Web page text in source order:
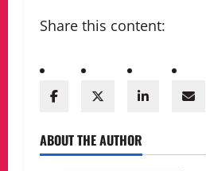
Share this content:
ABOUT THE AUTHOR